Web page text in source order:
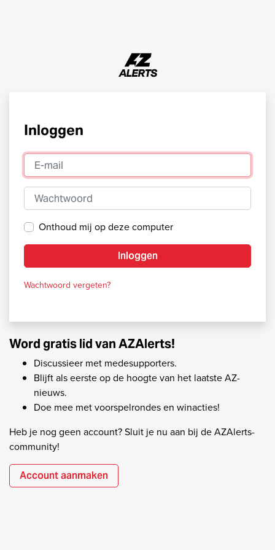
Inloggen
E-mail
Wachtwoord
Onthoud mij op deze computer
Inloggen
Wachtwoord vergeten?
Word gratis lid van AZAlerts!
Discussieer met medesupporters.
Blijft als eerste op de hoogte van het laatste AZ-
nieuws.
Doe mee met voorspelrondes en winacties!
Heb je nog geen account? Sluit je nu aan bij de AZAlerts-
community!
Account aanmaken